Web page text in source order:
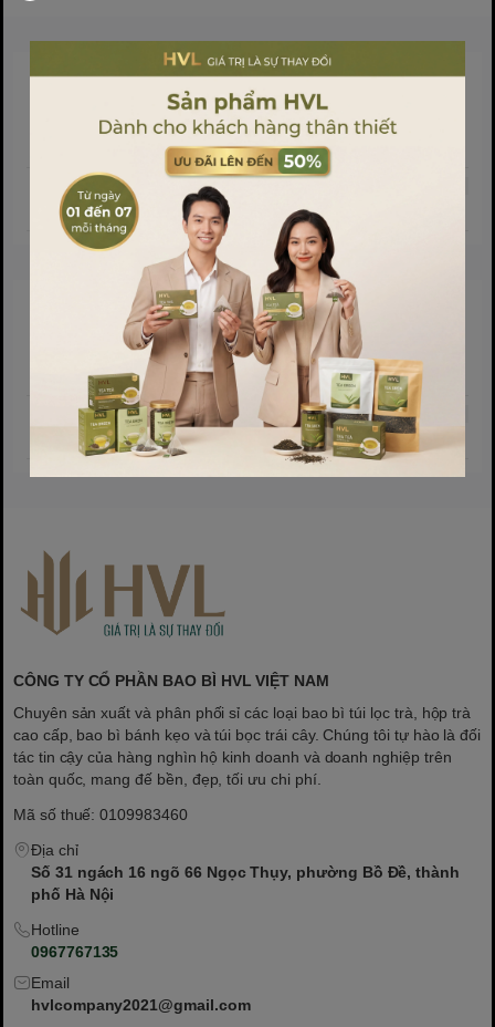
Sản phẩm liên quan
Sản phẩm cùng phân khúc
CÔNG TY CỔ PHẦN BAO BÌ HVL VIỆT NAM
Chuyên sản xuất và phân phối sỉ các loại bao bì túi lọc trà, hộp trà
cao cấp, bao bì bánh kẹo và túi bọc trái cây. Chúng tôi tự hào là đối
tác tin cậy của hàng nghìn hộ kinh doanh và doanh nghiệp trên
toàn quốc, mang đế bền, đẹp, tối ưu chi phí.
Mã số thuế: 0109983460
Địa chỉ
Số 31 ngách 16 ngõ 66 Ngọc Thụy, phường Bồ Đề, thành
phố Hà Nội
Hotline
0967767135
Email
hvlcompany2021@gmail.com